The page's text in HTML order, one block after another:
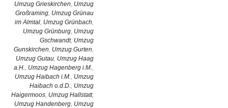
Umzug Grieskirchen, Umzug
Großraming, Umzug Grünau
im Almtal, Umzug Grünbach,
Umzug Grünburg, Umzug
Gschwandt, Umzug
Gunskirchen, Umzug Gurten,
Umzug Gutau, Umzug Haag
a.H., Umzug Hagenberg i.M.,
Umzug Haibach i.M., Umzug
Haibach o.d.D., Umzug
Haigermoos, Umzug Hallstatt,
Umzug Handenberg, Umzug